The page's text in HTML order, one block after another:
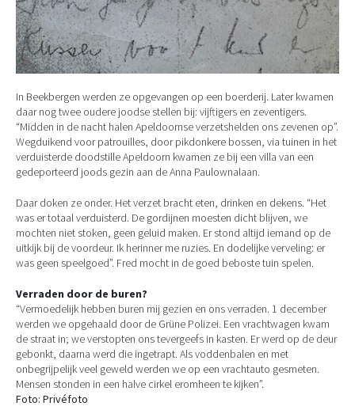
In Beekbergen werden ze opgevangen op een boerderij. Later kwamen
daar nog twee oudere joodse stellen bij: vijftigers en zeventigers.
“Midden in de nacht halen Apeldoornse verzetshelden ons zevenen op”.
Wegduikend voor patrouilles, door pikdonkere bossen, via tuinen in het
verduisterde doodstille Apeldoorn kwamen ze bij een villa van een
gedeporteerd joods gezin aan de Anna Paulownalaan.
Daar doken ze onder. Het verzet bracht eten, drinken en dekens. “Het
was er totaal verduisterd. De gordijnen moesten dicht blijven, we
mochten niet stoken, geen geluid maken. Er stond altijd iemand op de
uitkijk bij de voordeur. Ik herinner me ruzies. En dodelijke verveling: er
was geen speelgoed”. Fred mocht in de goed beboste tuin spelen.
Verraden door de buren?
“Vermoedelijk hebben buren mij gezien en ons verraden. 1 december
werden we opgehaald door de Grüne Polizei. Een vrachtwagen kwam
de straat in; we verstopten ons tevergeefs in kasten. Er werd op de deur
gebonkt, daarna werd die ingetrapt. Als voddenbalen en met
onbegrijpelijk veel geweld werden we op een vrachtauto gesmeten.
Mensen stonden in een halve cirkel eromheen te kijken”.
Foto: Privéfoto